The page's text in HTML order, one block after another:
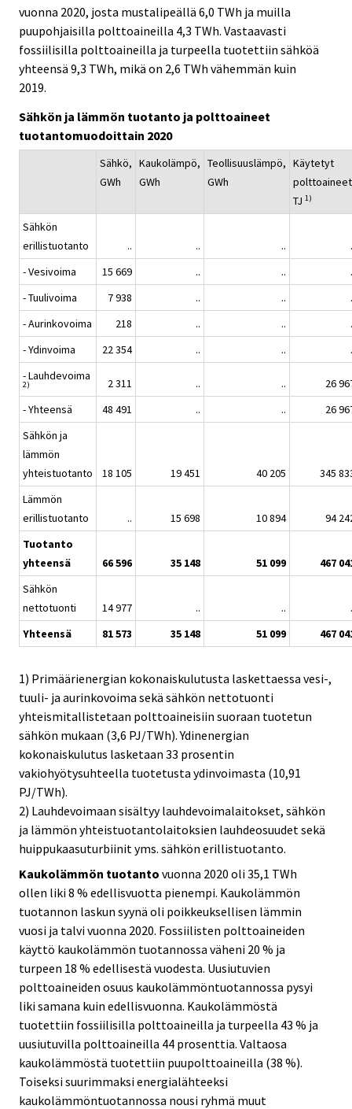
vuonna 2020, josta mustalipeällä 6,0 TWh ja muilla
puupohjaisilla polttoaineilla 4,3 TWh. Vastaavasti
fossiilisilla polttoaineilla ja turpeella tuotettiin sähköä
yhteensä 9,3 TWh, mikä on 2,6 TWh vähemmän kuin
2019.
Sähkön ja lämmön tuotanto ja polttoaineet
tuotantomuodoittain 2020
Sähkö,
GWh
Kaukolämpö,
GWh
Teollisuuslämpö,
GWh
Käytetyt
TJ 1)
Sähkön
erillistuotanto
.. .. ..
- Vesivoima
15 669 .. ..
- Tuulivoima
7 938 .. ..
- Aurinkovoima
218 .. ..
- Ydinvoima
22 354 .. ..
- Lauhdevoima
2) 2 311 .. ..
26
- Yhteensä
48 491 .. ..
26
Sähkön ja
lämmön
yhteistuotanto
18 105 19 451 40 205
345
Lämmön
erillistuotanto
.. 15 698 10 894
94
Tuotanto
yhteensä
66 596 35 148 51 099
467
Sähkön
nettotuonti
14 977 .. ..
Yhteensä
81 573 35 148 51 099 467
1) Primäärienergian kokonaiskulutusta laskettaessa vesi-,
tuuli- ja aurinkovoima sekä sähkön nettotuonti
yhteismitallistetaan polttoaineisiin suoraan tuotetun
sähkön mukaan (3,6 PJ/TWh). Ydinenergian
kokonaiskulutus lasketaan 33 prosentin
vakiohyötysuhteella tuotetusta ydinvoimasta (10,91
PJ/TWh).
2) Lauhdevoimaan sisältyy lauhdevoimalaitokset, sähkön
ja lämmön yhteistuotantolaitoksien lauhdeosuudet sekä
huippukaasuturbiinit yms. sähkön erillistuotanto.
Kaukolämmön tuotanto vuonna 2020 oli 35,1 TWh
ollen liki 8 % edellisvuotta pienempi. Kaukolämmön
tuotannon laskun syynä oli poikkeuksellisen lämmin
vuosi ja talvi vuonna 2020. Fossiilisten polttoaineiden
käyttö kaukolämmön tuotannossa väheni 20 % ja
turpeen 18 % edellisestä vuodesta. Uusiutuvien
polttoaineiden osuus kaukolämmöntuotannossa pysyi
liki samana kuin edellisvuonna. Kaukolämmöstä
tuotettiin fossiilisilla polttoaineilla ja turpeella 43 % ja
uusiutuvilla polttoaineilla 44 prosenttia. Valtaosa
kaukolämmöstä tuotettiin puupolttoaineilla (38 %).
Toiseksi suurimmaksi energialähteeksi
kaukolämmöntuotannossa nousi ryhmä muut